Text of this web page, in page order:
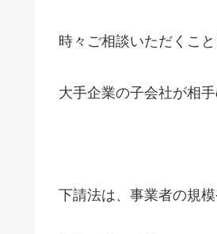
時々ご相談いただくこ
大手企業の子会社が相
下請法は、事業者の規